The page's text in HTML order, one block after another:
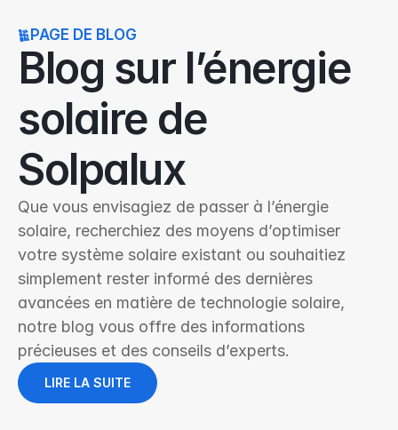
PAGE DE BLOG
Blog sur l’énergie
solaire de
Solpalux
Que vous envisagiez de passer à l’énergie
solaire, recherchiez des moyens d’optimiser
votre système solaire existant ou souhaitiez
simplement rester informé des dernières
avancées en matière de technologie solaire,
notre blog vous offre des informations
précieuses et des conseils d’experts.
LIRE LA SUITE